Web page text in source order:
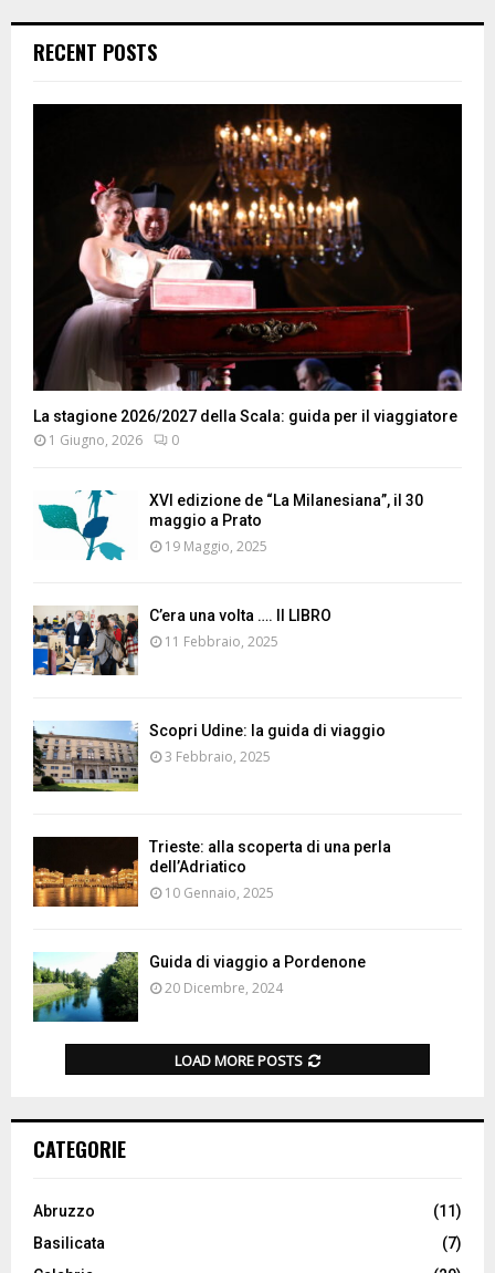
RECENT POSTS
La stagione 2026/2027 della Scala: guida per il viaggiatore
1 Giugno, 2026 0
XVI edizione de “La Milanesiana”, il 30
maggio a Prato
19 Maggio, 2025
C’era una volta …. Il LIBRO
11 Febbraio, 2025
Scopri Udine: la guida di viaggio
3 Febbraio, 2025
Trieste: alla scoperta di una perla
dell’Adriatico
10 Gennaio, 2025
Guida di viaggio a Pordenone
20 Dicembre, 2024
LOAD MORE POSTS
CATEGORIE
Abruzzo
(11)
Basilicata
(7)